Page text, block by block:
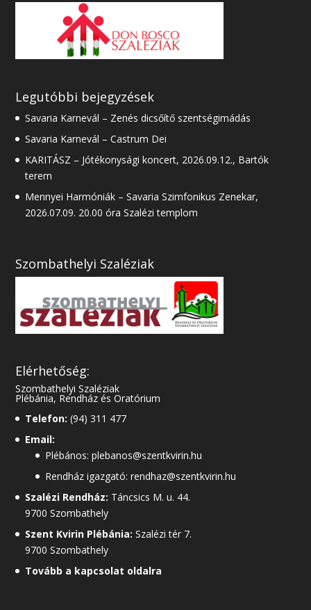
Legutóbbi bejegyzések
Savaria Karnevál – Zenés dicsőítő szentségimádás
Savaria Karnevál – Castrum Dei
KARITÁSZ – Jótékonysági koncert, 2026.09.12., Bartók
terem
Mennyei Harmóniák – Savaria Szimfonikus Zenekar,
2026.07.09. 20.00 óra Szalézi templom
Szombathelyi Szaléziak
Elérhetőség:
Szombathelyi Szaléziak
Plébánia, Rendház és Oratórium
Telefon:(94) 311 477
Email:
Plébános: plebanos@szentkvirin.hu
Rendház igazgató: rendhaz@szentkvirin.hu
Szalézi Rendház: Táncsics M. u. 44.
9700 Szombathely
Szent Kvirin Plébánia: Szalézi tér 7.
9700 Szombathely
Tovább a kapcsolat oldalra